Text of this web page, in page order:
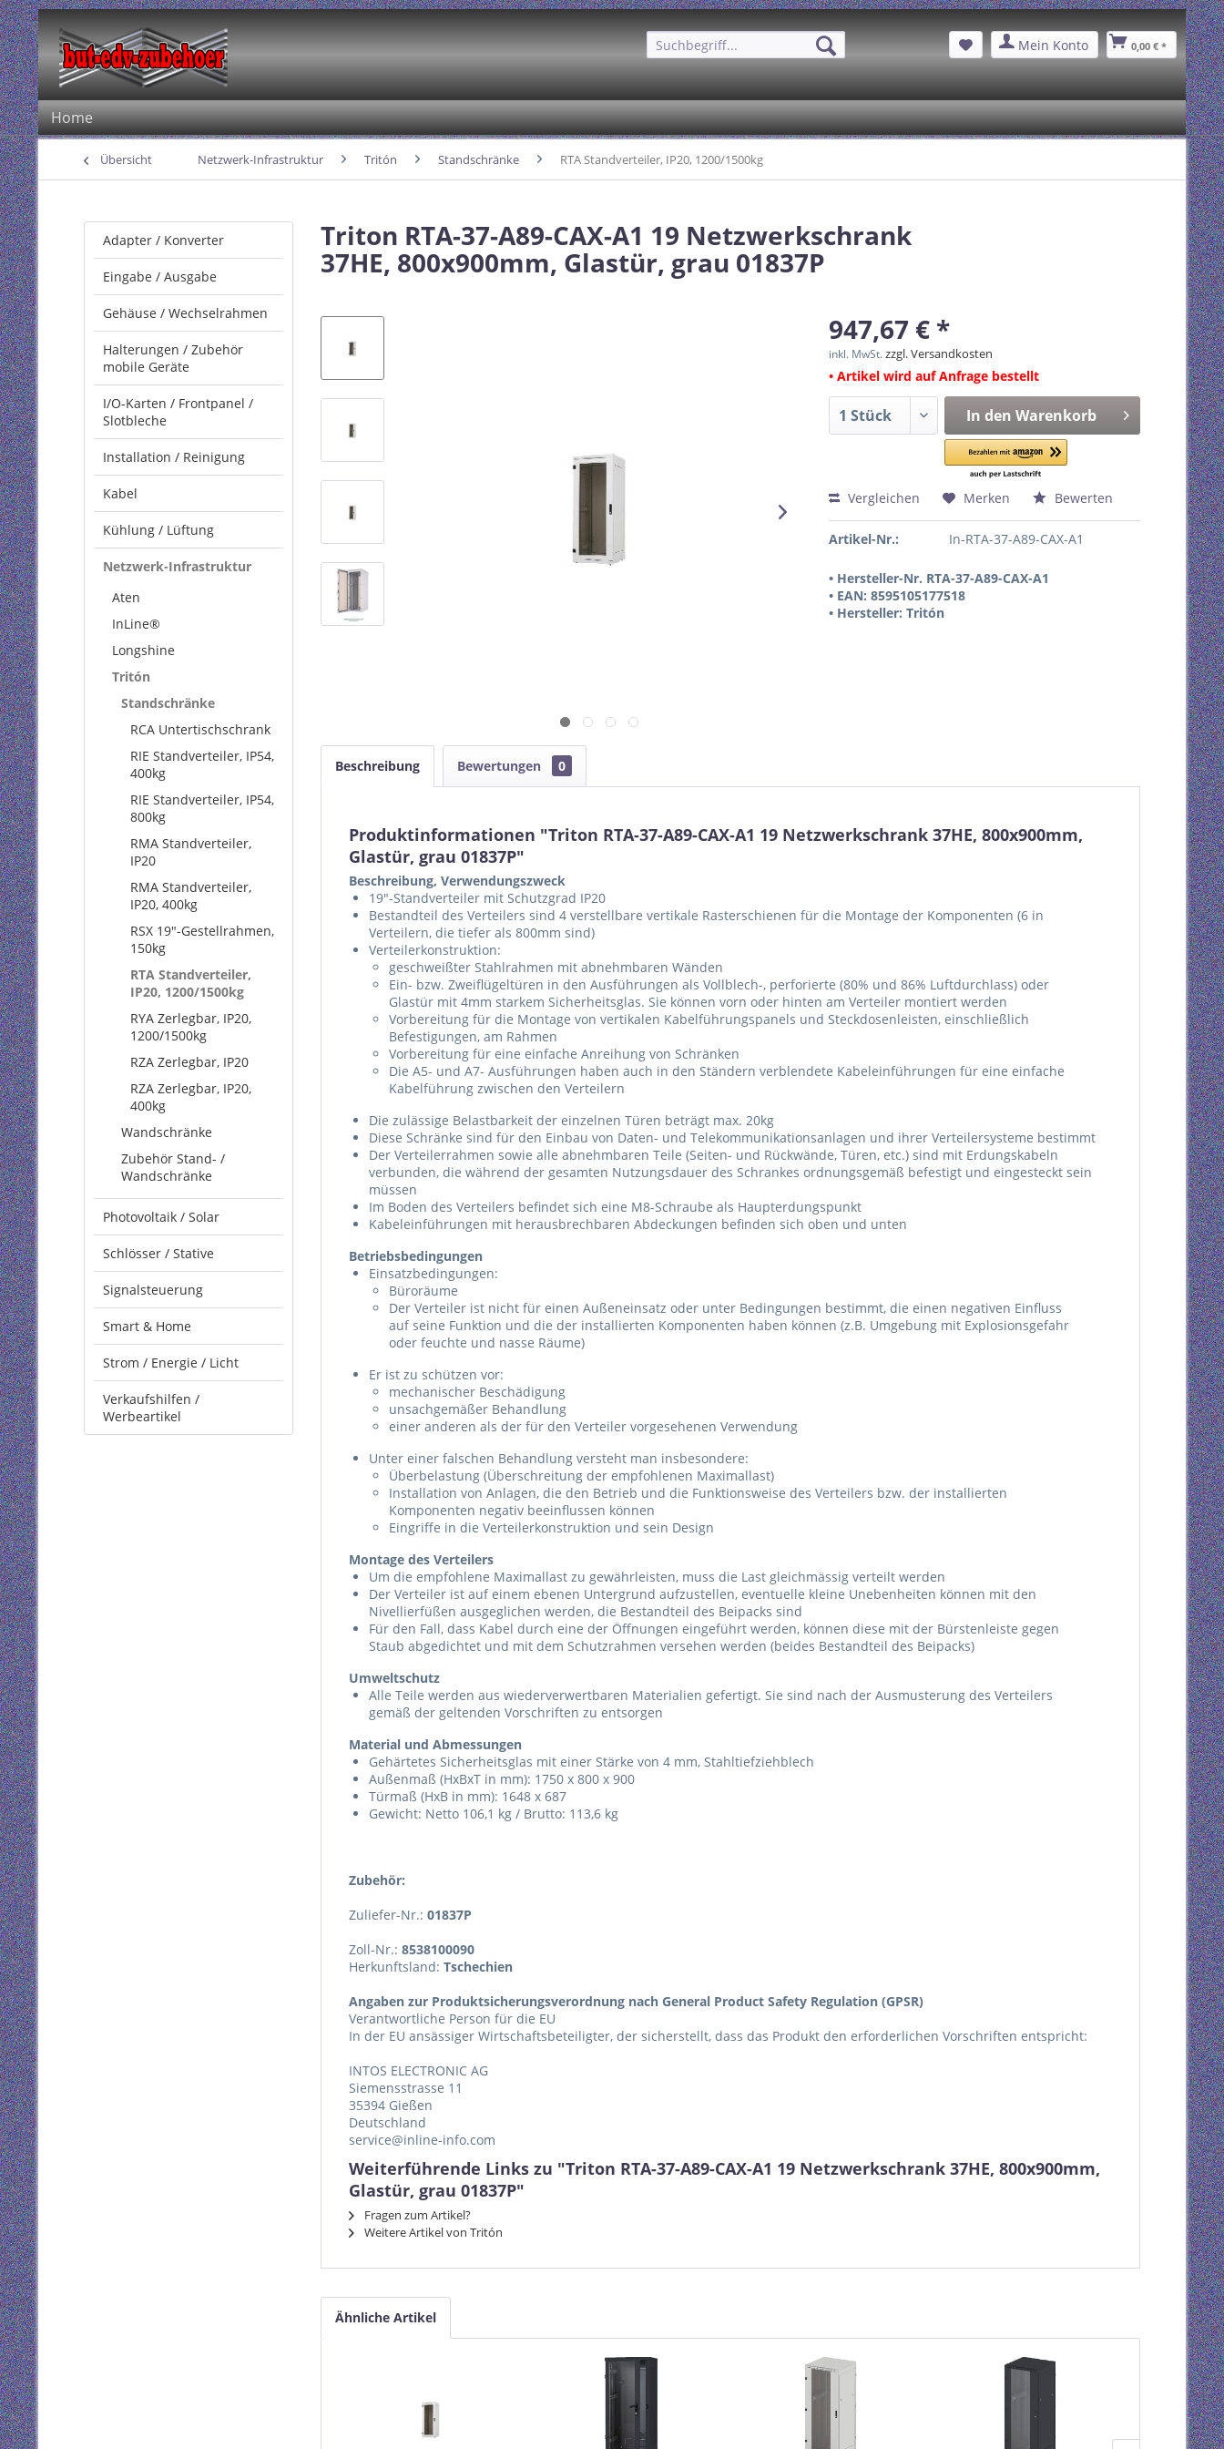
Mein Konto 0,00 € *
Home
Übersicht Netzwerk-Infrastruktur Tritón Standschränke RTA Standverteiler, IP20, 1200/1500kg
Adapter / Konverter
Eingabe / Ausgabe
Gehäuse / Wechselrahmen
Halterungen / Zubehör
mobile Geräte
I/O-Karten / Frontpanel /
Slotbleche
Installation / Reinigung
Kabel
Kühlung / Lüftung
Netzwerk-Infrastruktur
Aten
InLine®
Longshine
Tritón
Standschränke
RCA Untertischschrank
RIE Standverteiler, IP54,
400kg
RIE Standverteiler, IP54,
800kg
RMA Standverteiler,
IP20
RMA Standverteiler,
IP20, 400kg
RSX 19"-Gestellrahmen,
150kg
RTA Standverteiler,
IP20, 1200/1500kg
RYA Zerlegbar, IP20,
1200/1500kg
RZA Zerlegbar, IP20
RZA Zerlegbar, IP20,
400kg
Wandschränke
Zubehör Stand- /
Wandschränke
Photovoltaik / Solar
Schlösser / Stative
Signalsteuerung
Smart & Home
Strom / Energie / Licht
Verkaufshilfen /
Werbeartikel
Triton RTA-37-A89-CAX-A1 19 Netzwerkschrank
37HE, 800x900mm, Glastür, grau 01837P
947,67 € *
inkl. MwSt.zzgl. Versandkosten
• Artikel wird auf Anfrage bestellt
In den Warenkorb
Vergleichen Merken Bewerten
Artikel-Nr.: In-RTA-37-A89-CAX-A1
• Hersteller-Nr. RTA-37-A89-CAX-A1
• EAN: 8595105177518
• Hersteller: Tritón
Beschreibung Bewertungen 0
Produktinformationen "Triton RTA-37-A89-CAX-A1 19 Netzwerkschrank 37HE, 800x900mm,
Glastür, grau 01837P"
Beschreibung, Verwendungszweck
19"-Standverteiler mit Schutzgrad IP20
Bestandteil des Verteilers sind 4 verstellbare vertikale Rasterschienen für die Montage der Komponenten (6 in
Verteilern, die tiefer als 800mm sind)
Verteilerkonstruktion:
geschweißter Stahlrahmen mit abnehmbaren Wänden
Ein- bzw. Zweiflügeltüren in den Ausführungen als Vollblech-, perforierte (80% und 86% Luftdurchlass) oder
Glastür mit 4mm starkem Sicherheitsglas. Sie können vorn oder hinten am Verteiler montiert werden
Vorbereitung für die Montage von vertikalen Kabelführungspanels und Steckdosenleisten, einschließlich
Befestigungen, am Rahmen
Vorbereitung für eine einfache Anreihung von Schränken
Die A5- und A7- Ausführungen haben auch in den Ständern verblendete Kabeleinführungen für eine einfache
Kabelführung zwischen den Verteilern
Die zulässige Belastbarkeit der einzelnen Türen beträgt max. 20kg
Diese Schränke sind für den Einbau von Daten- und Telekommunikationsanlagen und ihrer Verteilersysteme bestimmt
Der Verteilerrahmen sowie alle abnehmbaren Teile (Seiten- und Rückwände, Türen, etc.) sind mit Erdungskabeln
verbunden, die während der gesamten Nutzungsdauer des Schrankes ordnungsgemäß befestigt und eingesteckt sein
müssen
Im Boden des Verteilers befindet sich eine M8-Schraube als Haupterdungspunkt
Kabeleinführungen mit herausbrechbaren Abdeckungen befinden sich oben und unten
Betriebsbedingungen
Einsatzbedingungen:
Büroräume
Der Verteiler ist nicht für einen Außeneinsatz oder unter Bedingungen bestimmt, die einen negativen Einfluss
auf seine Funktion und die der installierten Komponenten haben können (z.B. Umgebung mit Explosionsgefahr
oder feuchte und nasse Räume)
Er ist zu schützen vor:
mechanischer Beschädigung
unsachgemäßer Behandlung
einer anderen als der für den Verteiler vorgesehenen Verwendung
Unter einer falschen Behandlung versteht man insbesondere:
Überbelastung (Überschreitung der empfohlenen Maximallast)
Installation von Anlagen, die den Betrieb und die Funktionsweise des Verteilers bzw. der installierten
Komponenten negativ beeinflussen können
Eingriffe in die Verteilerkonstruktion und sein Design
Montage des Verteilers
Um die empfohlene Maximallast zu gewährleisten, muss die Last gleichmässig verteilt werden
Der Verteiler ist auf einem ebenen Untergrund aufzustellen, eventuelle kleine Unebenheiten können mit den
Nivellierfüßen ausgeglichen werden, die Bestandteil des Beipacks sind
Für den Fall, dass Kabel durch eine der Öffnungen eingeführt werden, können diese mit der Bürstenleiste gegen
Staub abgedichtet und mit dem Schutzrahmen versehen werden (beides Bestandteil des Beipacks)
Umweltschutz
Alle Teile werden aus wiederverwertbaren Materialien gefertigt. Sie sind nach der Ausmusterung des Verteilers
gemäß der geltenden Vorschriften zu entsorgen
Material und Abmessungen
Gehärtetes Sicherheitsglas mit einer Stärke von 4 mm, Stahltiefziehblech
Außenmaß (HxBxT in mm): 1750 x 800 x 900
Türmaß (HxB in mm): 1648 x 687
Gewicht: Netto 106,1 kg / Brutto: 113,6 kg
Zubehör:
Zuliefer-Nr.: 01837P
Zoll-Nr.: 8538100090
Herkunftsland: Tschechien
Angaben zur Produktsicherungsverordnung nach General Product Safety Regulation (GPSR)
Verantwortliche Person für die EU
In der EU ansässiger Wirtschaftsbeteiligter, der sicherstellt, dass das Produkt den erforderlichen Vorschriften entspricht:
INTOS ELECTRONIC AG
Siemensstrasse 11
35394 Gießen
Deutschland
service@inline-info.com
Weiterführende Links zu "Triton RTA-37-A89-CAX-A1 19 Netzwerkschrank 37HE, 800x900mm,
Glastür, grau 01837P"
Fragen zum Artikel?
Weitere Artikel von Tritón
Ähnliche Artikel